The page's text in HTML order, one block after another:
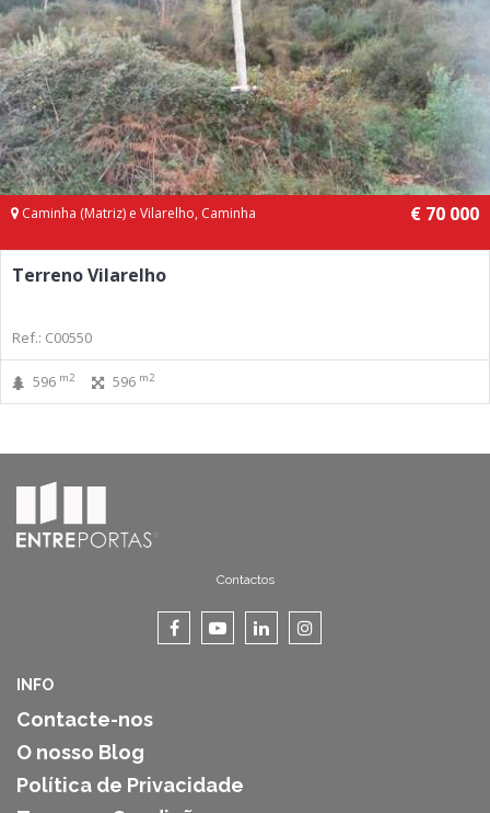
Caminha (Matriz) e Vilarelho, Caminha € 70 000
Terreno Vilarelho
Ref.: C00550
596 m2 596 m2
Contactos
INFO
Contacte-nos
O nosso Blog
Política de Privacidade